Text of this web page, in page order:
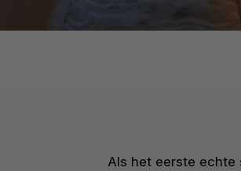
Als het eerste echte